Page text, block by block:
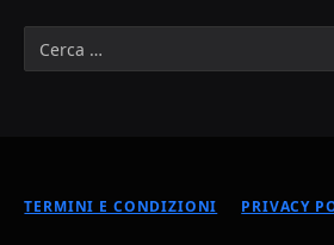
TERMINI E CONDIZIONI PRIVACY